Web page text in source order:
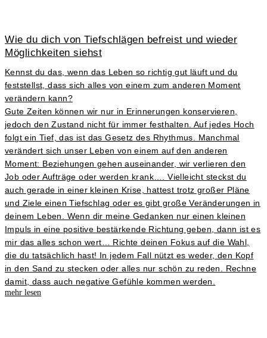
Wie du dich von Tiefschlägen befreist und wieder
Möglichkeiten siehst
Kennst du das, wenn das Leben so richtig gut läuft und du
feststellst, dass sich alles von einem zum anderen Moment
verändern kann?
Gute Zeiten können wir nur in Erinnerungen konservieren,
jedoch den Zustand nicht für immer festhalten. Auf jedes Hoch
folgt ein Tief, das ist das Gesetz des Rhythmus. Manchmal
verändert sich unser Leben von einem auf den anderen
Moment: Beziehungen gehen auseinander, wir verlieren den
Job oder Aufträge oder werden krank…. Vielleicht steckst du
auch gerade in einer kleinen Krise, hattest trotz großer Pläne
und Ziele einen Tiefschlag oder es gibt große Veränderungen in
deinem Leben. Wenn dir meine Gedanken nur einen kleinen
Impuls in eine positive bestärkende Richtung geben, dann ist es
mir das alles schon wert… Richte deinen Fokus auf die Wahl,
die du tatsächlich hast! In jedem Fall nützt es weder, den Kopf
in den Sand zu stecken oder alles nur schön zu reden. Rechne
damit, dass auch negative Gefühle kommen werden.
mehr lesen